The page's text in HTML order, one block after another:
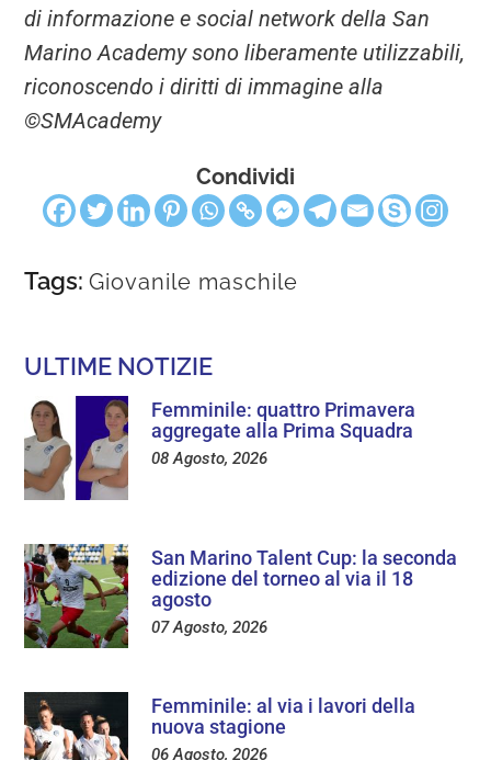
di informazione e social network della San
Marino Academy sono liberamente utilizzabili,
riconoscendo i diritti di immagine alla
©SMAcademy
Condividi
Tags: Giovanile maschile
ULTIME NOTIZIE
Femminile: quattro Primavera
aggregate alla Prima Squadra
08 Agosto, 2026
San Marino Talent Cup: la seconda
edizione del torneo al via il 18
agosto
07 Agosto, 2026
Femminile: al via i lavori della
nuova stagione
06 Agosto, 2026